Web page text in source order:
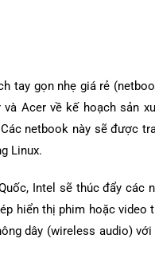
tay gọn nhẹ giá rẻ
Acer về kế hoạch sản
netbook này sẽ được
Linux.
Intel sẽ thúc đẩy các
hiển thị phim hoặc
dây (wireless audio)